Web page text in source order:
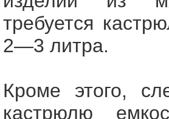
требуется
2—3 литра.
Кроме этого,
кастрюлю